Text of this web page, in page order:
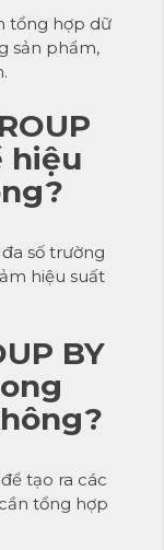
tổng hợp dữ
sản phẩm,
hiệu
số trường
hiệu suất
BY
tạo ra các
tổng hợp